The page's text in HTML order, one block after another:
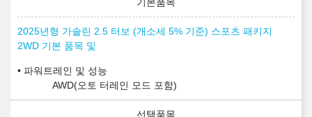
2025년형 가솔린 2.5 터보 (개소세 5% 기준) 스포츠 패키지
2WD 기본 품목 및
파워트레인 및 성능
AWD(오토 터레인 모드 포함)